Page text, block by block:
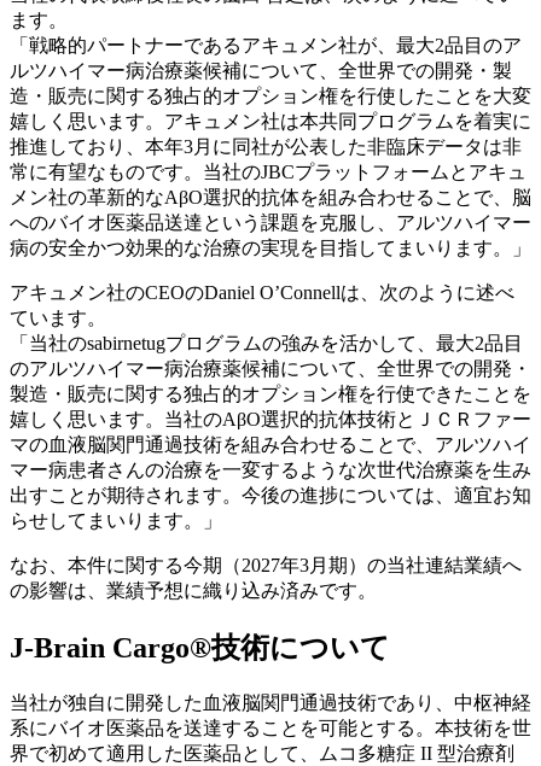
ます。
「戦略的パートナーであるアキュメン社が、最大2品目のア
ルツハイマー病治療薬候補について、全世界での開発・製
造・販売に関する独占的オプション権を行使したことを大変
嬉しく思います。アキュメン社は本共同プログラムを着実に
推進しており、本年3月に同社が公表した非臨床データは非
常に有望なものです。当社のJBCプラットフォームとアキュ
メン社の革新的なAβO選択的抗体を組み合わせることで、脳
へのバイオ医薬品送達という課題を克服し、アルツハイマー
病の安全かつ効果的な治療の実現を目指してまいります。」
アキュメン社のCEOのDaniel O’Connellは、次のように述べ
ています。
「当社のsabirnetugプログラムの強みを活かして、最大2品目
のアルツハイマー病治療薬候補について、全世界での開発・
製造・販売に関する独占的オプション権を行使できたことを
嬉しく思います。当社のAβO選択的抗体技術とＪＣＲファー
マの血液脳関門通過技術を組み合わせることで、アルツハイ
マー病患者さんの治療を一変するような次世代治療薬を生み
出すことが期待されます。今後の進捗については、適宜お知
らせしてまいります。」
なお、本件に関する今期（2027年3月期）の当社連結業績へ
の影響は、業績予想に織り込み済みです。
J-Brain Cargo®技術について
当社が独自に開発した血液脳関門通過技術であり、中枢神経
系にバイオ医薬品を送達することを可能とする。本技術を世
界で初めて適用した医薬品として、ムコ多糖症 II 型治療剤